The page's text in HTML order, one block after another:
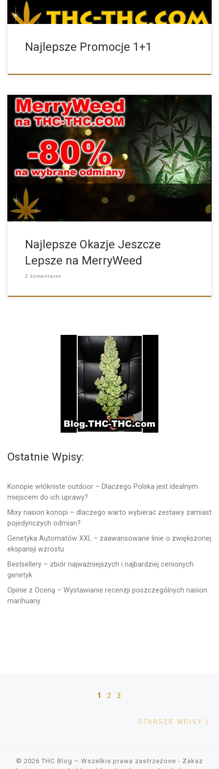
Najlepsze Promocje 1+1
MerryWeed to nasza specjalna oferta, którą uruchamiamy z
okazji Świąt […]
Najlepsze Okazje Jeszcze
Lepsze na MerryWeed
2 komentarze
Ostatnie Wpisy:
Konopie włókniste outdoor – Dlaczego Polska jest idealnym
miejscem do ich uprawy?
Mixy nasion konopi – dlaczego warto wybierać zestawy zamiast
pojedynczych odmian?
Genetyka Automatów XXL – zaawansowane linie o zwiększonej
ekspansji wzrostu
Bestsellery – zbiór najważniejszych i najbardziej cenionych
genetyk
Opinie z Oceną – Wystawianie recenzji poszczególnych nasion
marihuany
Nawigacja po wpisach
1 2 3
STARSZE WPISY
© 2026THC Blog – Wszelkie prawa zastrzeżone - Zakaz